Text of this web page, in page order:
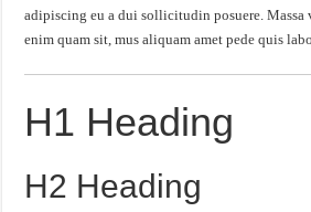
adipiscing eu a dui sollicitudin posuere. Massa
enim quam sit, mus aliquam amet pede quis
H1 Heading
H2 Heading